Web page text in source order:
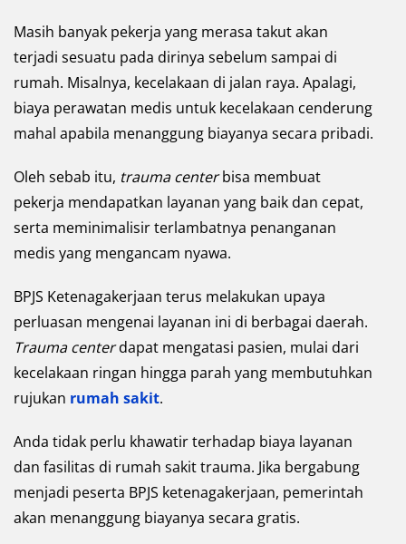
Masih banyak pekerja yang merasa takut akan
terjadi sesuatu pada dirinya sebelum sampai di
rumah. Misalnya, kecelakaan di jalan raya. Apalagi,
biaya perawatan medis untuk kecelakaan cenderung
mahal apabila menanggung biayanya secara pribadi.
Oleh sebab itu, trauma centerbisa membuat
pekerja mendapatkan layanan yang baik dan cepat,
serta meminimalisir terlambatnya penanganan
medis yang mengancam nyawa.
BPJS Ketenagakerjaan terus melakukan upaya
perluasan mengenai layanan ini di berbagai daerah.
Trauma centerdapat mengatasi pasien, mulai dari
kecelakaan ringan hingga parah yang membutuhkan
rujukan rumah sakit.
Anda tidak perlu khawatir terhadap biaya layanan
dan fasilitas di rumah sakit trauma. Jika bergabung
menjadi peserta BPJS ketenagakerjaan, pemerintah
akan menanggung biayanya secara gratis.